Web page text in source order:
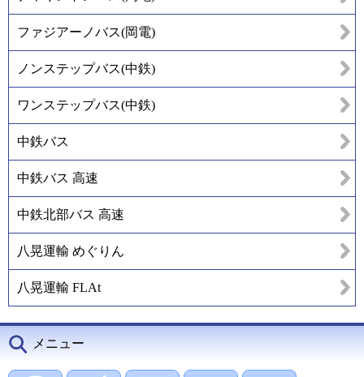
ファジアーノバス(岡電)
ノンステップバス(中鉄)
ワンステップバス(中鉄)
中鉄バス
中鉄バス 高速
中鉄北部バス 高速
八晃運輸 めぐりん
八晃運輸 FLAt
メニュー